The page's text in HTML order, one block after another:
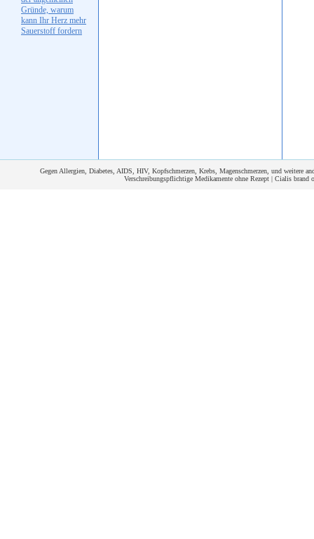
Gründe, warum
kann Ihr Herz mehr
Sauerstoff fordern
Gegen Allergien, Diabetes, AIDS, HIV, Kopfschmerzen, Krebs, Magenschmerzen, und weitere
Verschreibungspflichtige Medikamente ohne Rezept | Cialis brand